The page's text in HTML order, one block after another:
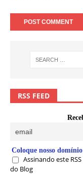
RSS FEED
Coloque nosso
Assinando este
do Blog